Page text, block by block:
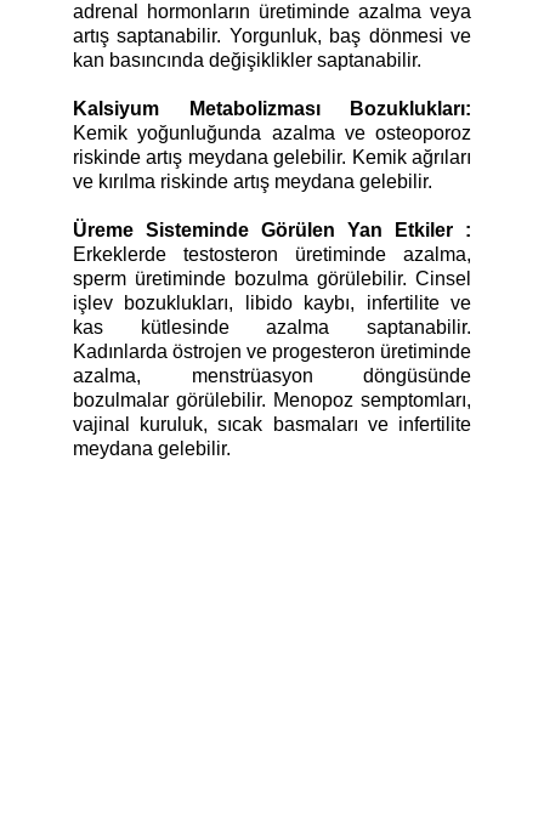
adrenal hormonların üretiminde azalma veya
artış saptanabilir. Yorgunluk, baş dönmesi ve
kan basıncında değişiklikler saptanabilir.
Kalsiyum Metabolizması Bozuklukları:
Kemik yoğunluğunda azalma ve osteoporoz
riskinde artış meydana gelebilir. Kemik ağrıları
ve kırılma riskinde artış meydana gelebilir.
Üreme Sisteminde Görülen Yan Etkiler :
Erkeklerde testosteron üretiminde azalma,
sperm üretiminde bozulma görülebilir. Cinsel
işlev bozuklukları, libido kaybı, infertilite ve
kas kütlesinde azalma saptanabilir.
Kadınlarda östrojen ve progesteron üretiminde
azalma, menstrüasyon döngüsünde
bozulmalar görülebilir. Menopoz semptomları,
vajinal kuruluk, sıcak basmaları ve infertilite
meydana gelebilir.